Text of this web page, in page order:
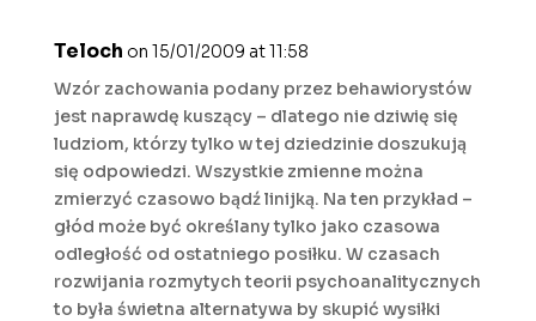
Teloch on 15/01/2009 at 11:58
Wzór zachowania podany przez behawiorystów
jest naprawdę kuszący – dlatego nie dziwię się
ludziom, którzy tylko w tej dziedzinie doszukują
się odpowiedzi. Wszystkie zmienne można
zmierzyć czasowo bądź linijką. Na ten przykład –
głód może być określany tylko jako czasowa
odległość od ostatniego posiłku. W czasach
rozwijania rozmytych teorii psychoanalitycznych
to była świetna alternatywa by skupić wysiłki